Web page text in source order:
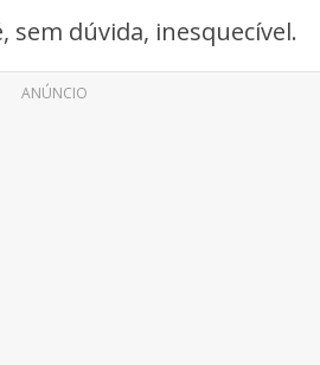
sem dúvida, inesquecível.
ANÚNCIO